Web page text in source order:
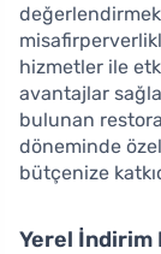
hizmetler ile
avantajlar
bulunan
döneminde
bütçenize
Yerel İndirim